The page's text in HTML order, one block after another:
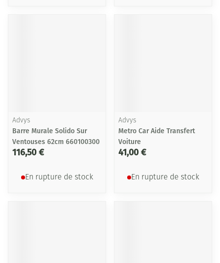
Advys
Barre Murale Solido Sur
Ventouses 62cm 660100300
116,50 €
En rupture de stock
Advys
Metro Car Aide Transfert
Voiture
41,00 €
En rupture de stock